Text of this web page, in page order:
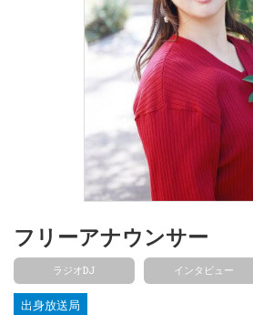
フリーアナウンサー
ラジオDJ インタビュー
出身放送局